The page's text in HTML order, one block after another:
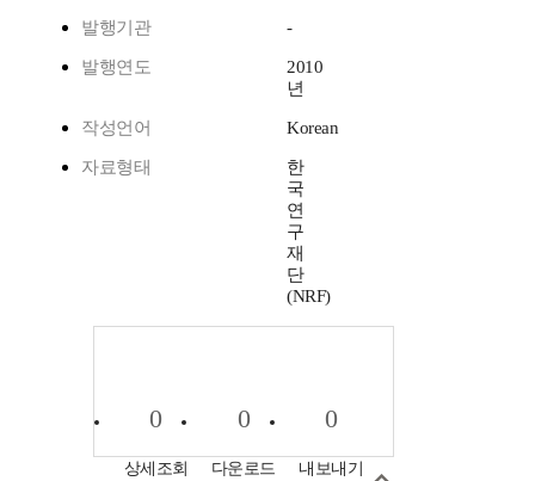
발행기관 -
발행연도
2010
년
작성언어 Korean
자료형태
한
국
연
구
재
단
(NRF)
0
상세조회
0
다운로드
0
내보내기